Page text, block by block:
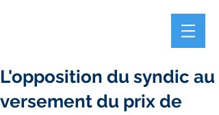
L'opposition du syndic au
versement du prix de